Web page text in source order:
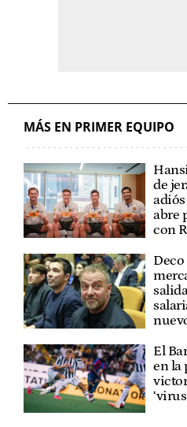
MÁS EN PRIMER EQUIPO
de
adiós
abre
con
Deco
El
en la